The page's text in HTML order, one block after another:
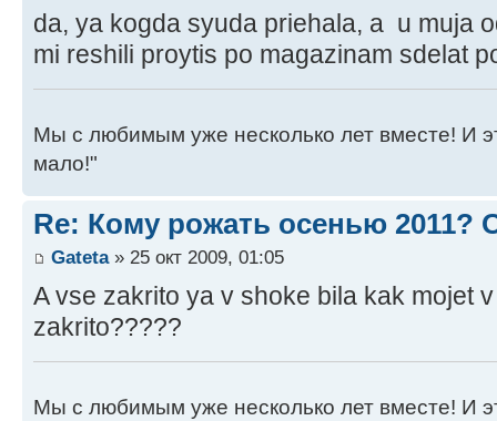
da, ya kogda syuda priehala, a u muja
mi reshili proytis po magazinam sdelat
Мы с любимым уже несколько лет вместе! И
мало!"
Re: Кому рожать осенью 2011?
Gateta» 25 окт 2009, 01:05
A vse zakrito ya v shoke bila kak mojet
zakrito?????
Мы с любимым уже несколько лет вместе! И